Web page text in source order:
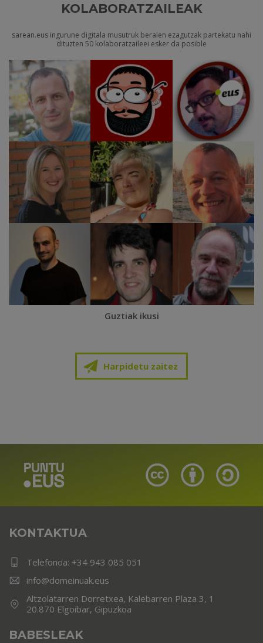
KOLABORATZAILEAK
sarean.eus ingurune digitala musutruk beraien ezagutzak partekatu nahi
dituzten 50 kolaboratzaileei esker da posible
Guztiak ikusi
Harpidetu zaitez
KONTAKTUA
Telefonoa: +34 943 085 051
info@domeinuak.eus
Altzolatarren Dorretxea, Kalebarren Plaza 3, 1
20.870 Elgoibar, Gipuzkoa
BABESLEAK